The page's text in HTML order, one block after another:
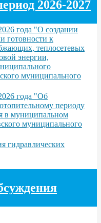
2026-2027
года "О создании
готовности к
теплосетевых
энергии,
муниципального
года "Об
периоду
в муниципальном
муниципального
гидравлических